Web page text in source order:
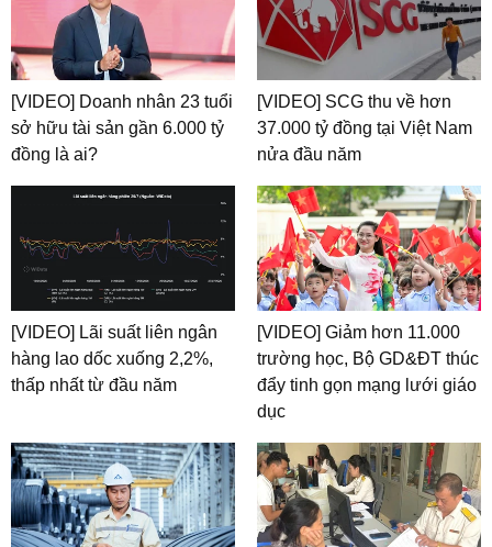
[VIDEO] Doanh nhân 23 tuổi
sở hữu tài sản gần 6.000 tỷ
đồng là ai?
[VIDEO] SCG thu về hơn
37.000 tỷ đồng tại Việt Nam
nửa đầu năm
[VIDEO] Lãi suất liên ngân
hàng lao dốc xuống 2,2%,
thấp nhất từ đầu năm
[VIDEO] Giảm hơn 11.000
trường học, Bộ GD&ĐT thúc
đẩy tinh gọn mạng lưới giáo
dục